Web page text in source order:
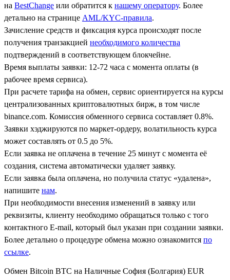
на BestChange или обратится к нашему оператору. Более
детально на странице AML/KYC-правила.
Зачисление средств и фиксация курса происходят после
получения транзакцией необходимого количества
подтверждений в соответствующем блокчейне.
Время выплаты заявки: 12-72 часа с момента оплаты (в
рабочее время сервиса).
При расчете тарифа на обмен, сервис ориентируется на курсы
централизованных криптовалютных бирж, в том числе
binance.com. Комиссия обменного сервиса составляет 0.8%.
Заявки хэджируются по маркет-ордеру, волатильность курса
может составлять от 0.5 до 5%.
Если заявка не оплачена в течение 25 минут с момента её
создания, система автоматически удаляет заявку.
Если заявка была оплачена, но получила статус «удалена»,
напишите нам.
При необходимости внесения изменений в заявку или
реквизиты, клиенту необходимо обращаться только с того
контактного Е-mail, который был указан при создании заявки.
Более детально о процедуре обмена можно ознакомится по
ссылке.
Обмен Bitcoin BTC на Наличные София (Болгария) EUR